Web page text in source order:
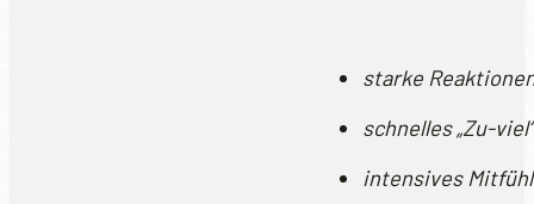
starke
schnelles „Zu-
intensives